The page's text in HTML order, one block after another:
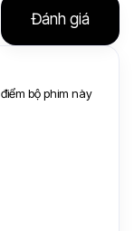
Đánh giá
bộ phim này